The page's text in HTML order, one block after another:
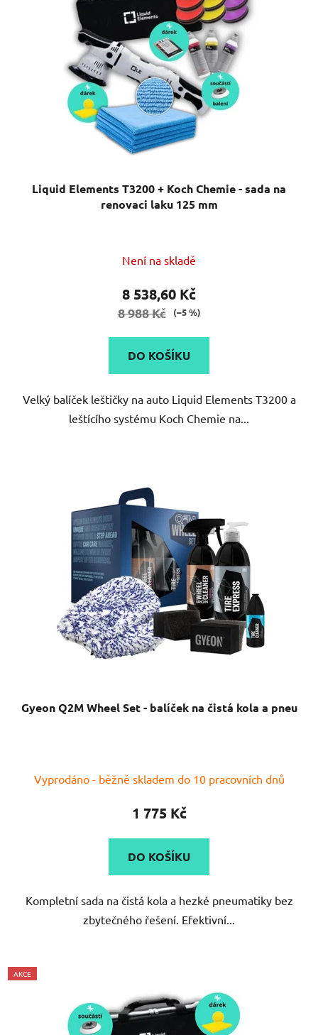
Liquid Elements T3200 + Koch Chemie - sada na
renovaci laku 125 mm
Není na skladě
8 538,60 Kč
8 988 Kč (–5 %)
DO KOŠÍKU
Velký balíček leštičky na auto Liquid Elements T3200 a
leštícího systému Koch Chemie na...
Gyeon Q2M Wheel Set - balíček na čistá kola a pneu
Vyprodáno - běžně skladem do 10 pracovních dnů
1 775 Kč
DO KOŠÍKU
Kompletní sada na čistá kola a hezké pneumatiky bez
zbytečného řešení. Efektivní...
AKCE